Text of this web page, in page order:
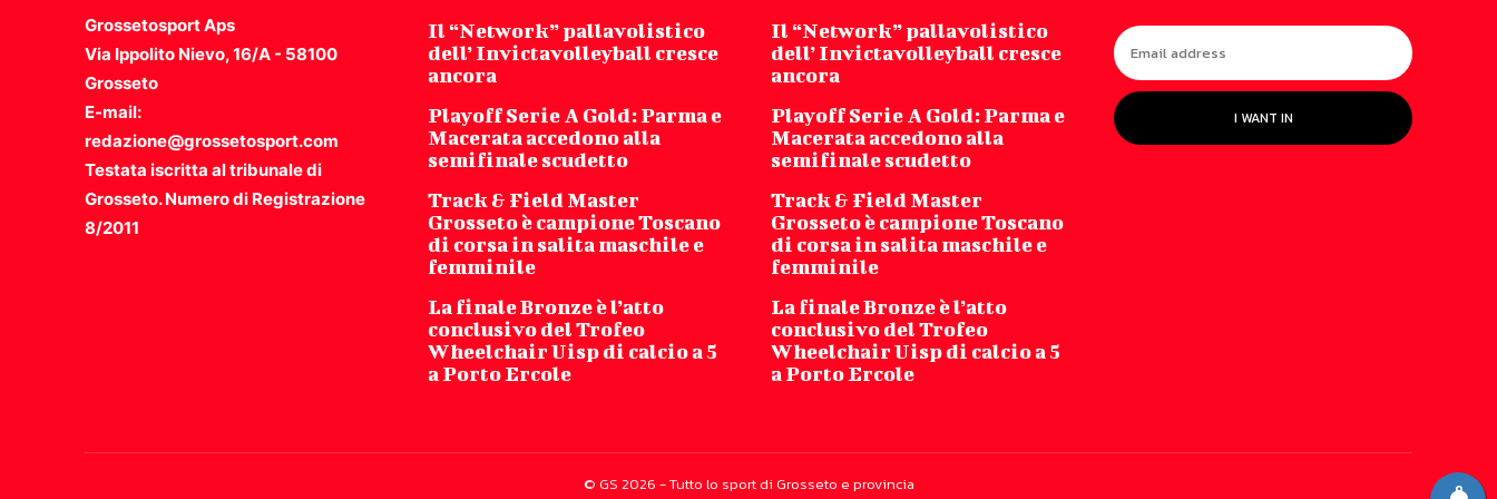
Grossetosport Aps
Via Ippolito Nievo, 16/A - 58100
Grosseto
E-mail:
redazione@grossetosport.com
Testata iscritta al tribunale di
Grosseto. Numero di Registrazione
8/2011
Il “Network” pallavolistico
dell’ Invictavolleyball cresce
ancora
Playoff Serie A Gold: Parma e
Macerata accedono alla
semifinale scudetto
Track & Field Master
Grosseto è campione Toscano
di corsa in salita maschile e
femminile
La finale Bronze è l’atto
conclusivo del Trofeo
Wheelchair Uisp di calcio a 5
a Porto Ercole
Il “Network” pallavolistico
dell’ Invictavolleyball cresce
ancora
Playoff Serie A Gold: Parma e
Macerata accedono alla
semifinale scudetto
Track & Field Master
Grosseto è campione Toscano
di corsa in salita maschile e
femminile
La finale Bronze è l’atto
conclusivo del Trofeo
Wheelchair Uisp di calcio a 5
a Porto Ercole
I WANT IN
© GS 2026 - Tutto lo sport di Grosseto e provincia